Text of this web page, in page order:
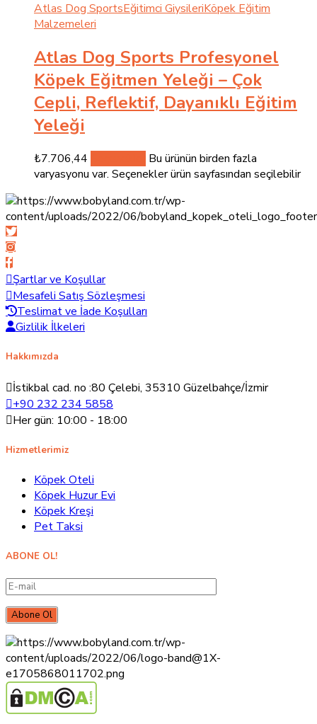
Atlas Dog SportsEğitimci GiysileriKöpek Eğitim
Malzemeleri
Atlas Dog Sports Profesyonel
Köpek Eğitmen Yeleği – Çok
Cepli, Reflektif, Dayanıklı Eğitim
Yeleği
₺7.706,44
Bu ürünün birden fazla
varyasyonu var. Seçenekler ürün sayfasından seçilebilir
Şartlar ve Koşullar
Mesafeli Satış Sözleşmesi
Teslimat ve İade Koşulları
Gizlilik İlkeleri
Hakkımızda
İstikbal cad. no :80 Çelebi, 35310 Güzelbahçe/İzmir
+90 232 234 5858
Her gün: 10:00 - 18:00
Hizmetlerimiz
Köpek Oteli
Köpek Huzur Evi
Köpek Kreşi
Pet Taksi
ABONE OL!